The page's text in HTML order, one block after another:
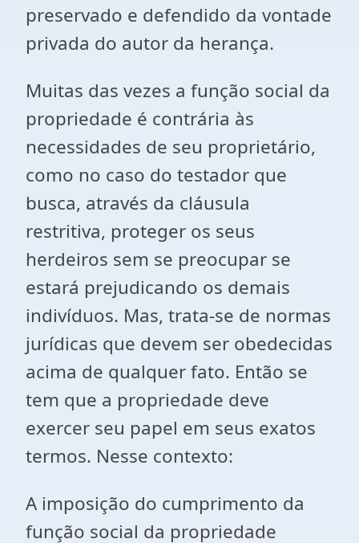
preservado e defendido da vontade
privada do autor da herança.
Muitas das vezes a função social da
propriedade é contrária às
necessidades de seu proprietário,
como no caso do testador que
busca, através da cláusula
restritiva, proteger os seus
herdeiros sem se preocupar se
estará prejudicando os demais
indivíduos. Mas, trata-se de normas
jurídicas que devem ser obedecidas
acima de qualquer fato. Então se
tem que a propriedade deve
exercer seu papel em seus exatos
termos. Nesse contexto:
A imposição do cumprimento da
função social da propriedade